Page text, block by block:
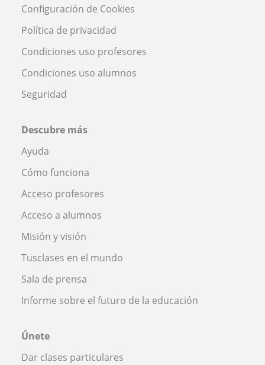
Configuración de Cookies
Política de privacidad
Condiciones uso profesores
Condiciones uso alumnos
Seguridad
Descubre más
Ayuda
Cómo funciona
Acceso profesores
Acceso a alumnos
Misión y visión
Tusclases en el mundo
Sala de prensa
Informe sobre el futuro de la educación
Únete
Dar clases particulares